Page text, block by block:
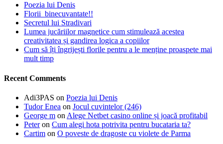
Poezia lui Denis
Florii binecuvantate!!
Secretul lui Stradivari
Lumea jucăriilor magnetice cum stimulează acestea
creativitatea și gandirea logica a copiilor
Cum să îți îngrijești florile pentru a le menține proaspete mai
mult timp
Recent Comments
Adi3PAS on Poezia lui Denis
Tudor Enea on Jocul cuvintelor (246)
George m on Alege Netbet casino online și joacă profitabil
Peteron Cum alegi hota potrivita pentru bucataria ta?
Cartim on O poveste de dragoste cu violete de Parma